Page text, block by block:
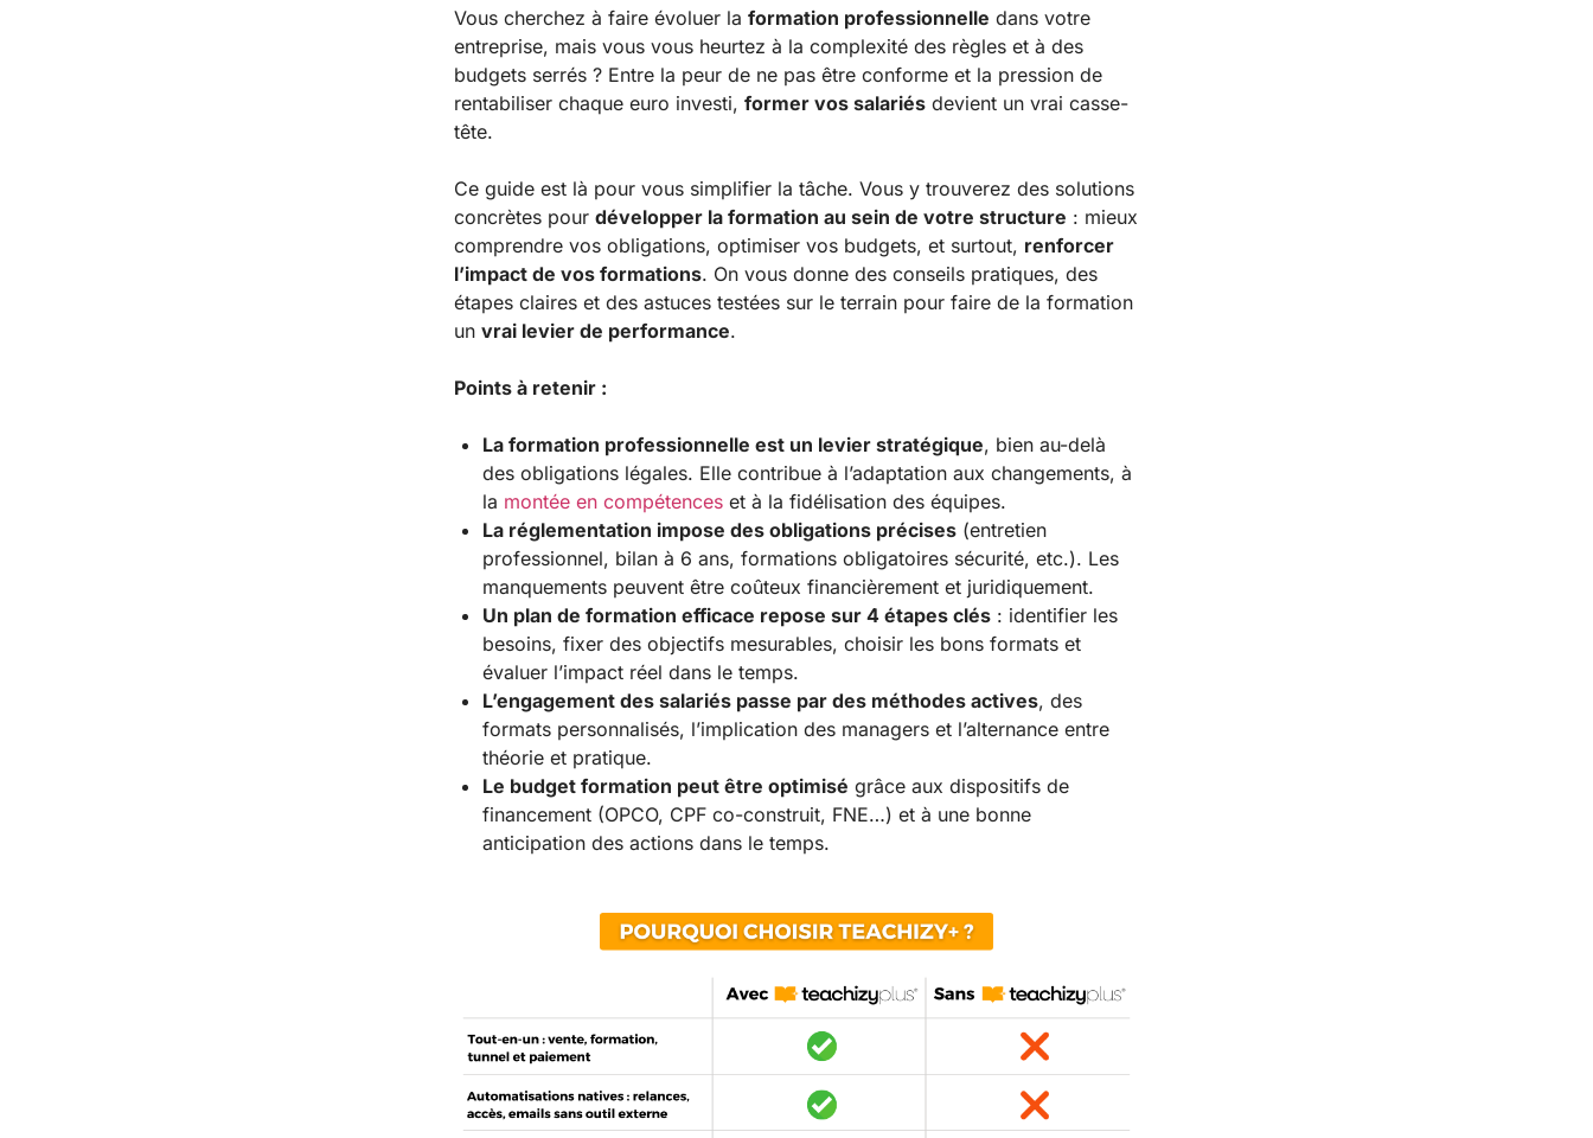
Vous cherchez à faire évoluer la formation professionnelle dans votre
entreprise, mais vous vous heurtez à la complexité des règles et à des
budgets serrés ? Entre la peur de ne pas être conforme et la pression de
rentabiliser chaque euro investi, former vos salariésdevient un vrai casse-
tête.
Ce guide est là pour vous simplifier la tâche. Vous y trouverez des solutions
concrètes pour développer la formation au sein de votre structure : mieux
comprendre vos obligations, optimiser vos budgets, et surtout, renforcer
l’impact de vos formations. On vous donne des conseils pratiques, des
étapes claires et des astuces testées sur le terrain pour faire de la formation
un vrai levier de performance.
Points à retenir :
La formation professionnelle est un levier stratégique, bien au-delà
des obligations légales. Elle contribue à l’adaptation aux changements, à
la montée en compétenceset à la fidélisation des équipes.
La réglementation impose des obligations précises(entretien
professionnel, bilan à 6 ans, formations obligatoires sécurité, etc.). Les
manquements peuvent être coûteux financièrement et juridiquement.
Un plan de formation efficace repose sur 4 étapes clés: identifier les
besoins, fixer des objectifs mesurables, choisir les bons formats et
évaluer l’impact réel dans le temps.
L’engagement des salariés passe par des méthodes actives, des
formats personnalisés, l’implication des managers et l’alternance entre
théorie et pratique.
Le budget formation peut être optimisé grâce aux dispositifs de
financement (OPCO, CPF co-construit, FNE…) et à une bonne
anticipation des actions dans le temps.